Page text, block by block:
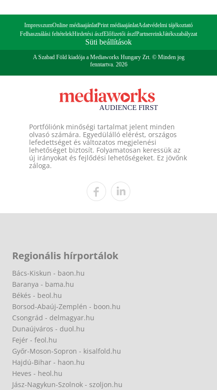
ImpresszumOnline médiaajánlatPrint médiaajánlatAdatvédelmi tájékoztató
Felhasználási feltételekHirdetési ászfElőfizetői ászfPartnereinkJátékszabályzat
Süti beállítások
A Szabad Föld kiadója a Mediaworks Hungary Zrt. © Minden jog
fenntartva. 2026
Portfóliónk minőségi tartalmat jelent minden
olvasó számára. Egyedülálló elérést, országos
lefedettséget és változatos megjelenési
lehetőséget biztosít. Folyamatosan keressük az
új irányokat és fejlődési lehetőségeket. Ez jövőnk
záloga.
Regionális hírportálok
Bács-Kiskun - baon.hu
Baranya - bama.hu
Békés - beol.hu
Borsod-Abaúj-Zemplén - boon.hu
Csongrád - delmagyar.hu
Dunaújváros - duol.hu
Fejér - feol.hu
Győr-Moson-Sopron - kisalfold.hu
Hajdú-Bihar - haon.hu
Heves - heol.hu
Jász-Nagykun-Szolnok - szoljon.hu